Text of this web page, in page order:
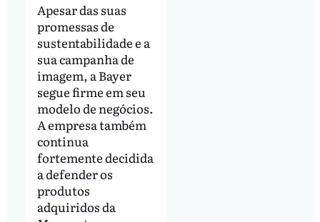
Apesar das suas
promessas de
sustentabilidade e a
sua campanha de
imagem, a Bayer
segue firme em seu
modelo de negócios.
A empresa também
continua
fortemente decidida
a defender os
produtos
adquiridos da